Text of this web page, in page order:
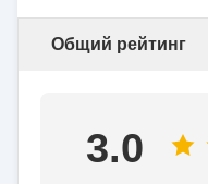
Общий рейтинг
3.0